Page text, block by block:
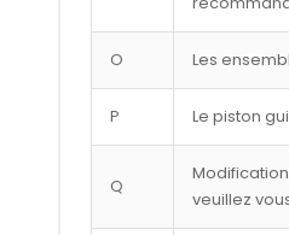
O Les
P Le piston
Q
veuillez